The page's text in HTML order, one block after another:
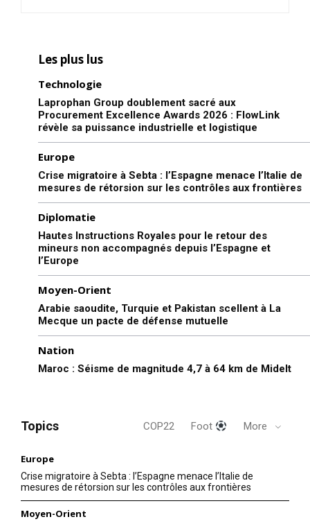
l'intelligence de
l'information
S'ABONNER MAINTENANT
À propos
Formules d’abonnement
Les plus lus
Technologie
Laprophan Group doublement sacré aux
Procurement Excellence Awards 2026 : FlowLink
révèle sa puissance industrielle et logistique
Europe
Crise migratoire à Sebta : l’Espagne menace l’Italie de
mesures de rétorsion sur les contrôles aux frontières
Diplomatie
Hautes Instructions Royales pour le retour des
mineurs non accompagnés depuis l’Espagne et
l’Europe
Moyen-Orient
Arabie saoudite, Turquie et Pakistan scellent à La
Mecque un pacte de défense mutuelle
Nation
Maroc : Séisme de magnitude 4,7 à 64 km de Midelt
Topics COP22 Foot More
Europe
Crise migratoire à Sebta : l’Espagne menace l’Italie de
mesures de rétorsion sur les contrôles aux frontières
Moyen-Orient